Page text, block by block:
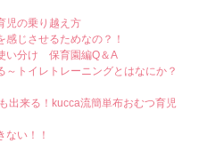
児の乗り越え方
じさせるためなの？！
い分け 保育園編Q＆A
～トイレトレーニングとはなにか？
出来る！kucca流簡単布おむつ育児
ない！！